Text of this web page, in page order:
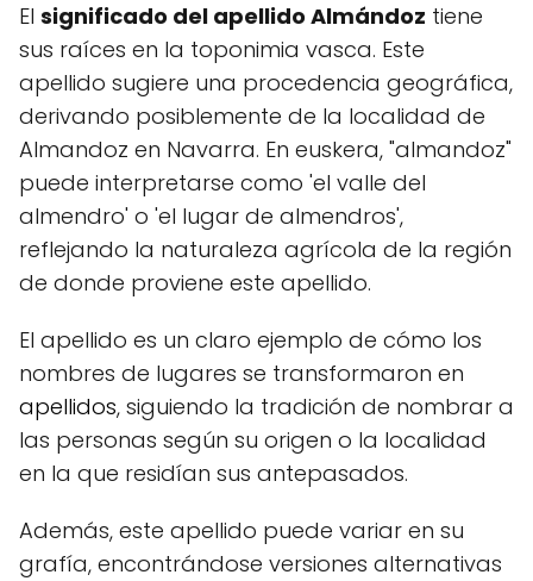
El significado del apellido Almándoz tiene
sus raíces en la toponimia vasca. Este
apellido sugiere una procedencia geográfica,
derivando posiblemente de la localidad de
Almandoz en Navarra. En euskera, "almandoz"
puede interpretarse como 'el valle del
almendro' o 'el lugar de almendros',
reflejando la naturaleza agrícola de la región
de donde proviene este apellido.
El apellido es un claro ejemplo de cómo los
nombres de lugares se transformaron en
apellidos, siguiendo la tradición de nombrar a
las personas según su origen o la localidad
en la que residían sus antepasados.
Además, este apellido puede variar en su
grafía, encontrándose versiones alternativas